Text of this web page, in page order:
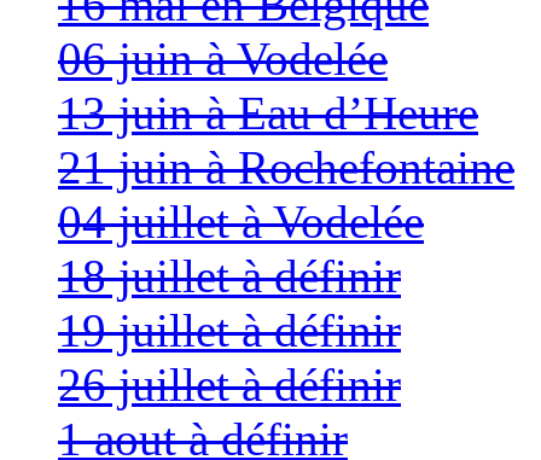
06 juin à Vodelée
13 juin à Eau d’Heure
21 juin à Rochefontaine
04 juillet à Vodelée
18 juillet à définir
19 juillet à définir
26 juillet à définir
1 aout à définir